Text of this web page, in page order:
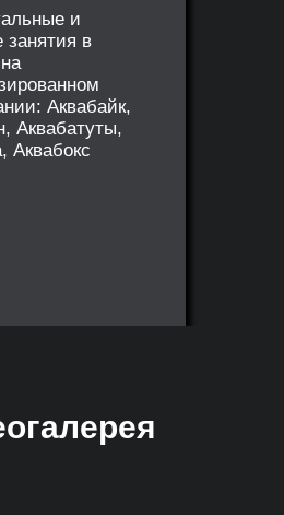
и
занятия в
Аквабайк,
Аквабатуты,
Аквабокс